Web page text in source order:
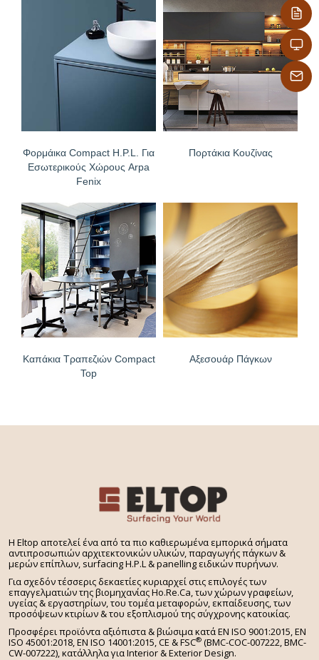
Φορμάικα Compact H.P.L. Για
Εσωτερικούς Χώρους Arpa
Fenix
Πορτάκια Κουζίνας
Καπάκια Τραπεζιών Compact
Top
Αξεσουάρ Πάγκων
H Eltop αποτελεί ένα από τα πιο καθιερωμένα εμπορικά σήματα
αντιπροσωπιών αρχιτεκτονικών υλικών, παραγωγής πάγκων &
μερών επίπλων, surfacing H.P.L & panelling ειδικών πυρήνων.
Για σχεδόν τέσσερις δεκαετίες κυριαρχεί στις επιλογές των
επαγγελματιών της βιομηχανίας Ho.Re.Ca, των χώρων γραφείων,
υγείας & εργαστηρίων, του τομέα μεταφορών, εκπαίδευσης, των
προσόψεων κτιρίων & του εξοπλισμού της σύγχρονης κατοικίας.
Προσφέρει προϊόντα αξιόπιστα & βιώσιμα κατά EN ISO 9001:2015, EN
ISO 45001:2018, EN ISO 14001:2015,CE & FSC® (BMC-COC-007222, BMC-
CW-007222), κατάλληλα για Interior & Exterior Design.